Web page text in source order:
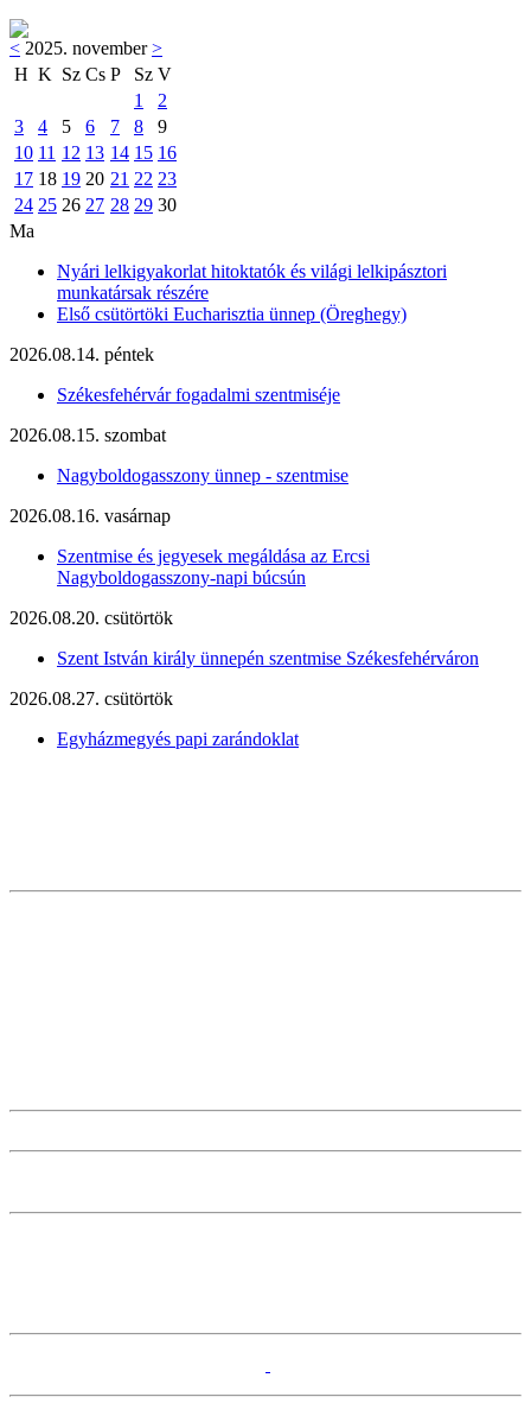
< 2025. november>
H K Sz Cs P Sz V
1
2
3
4 5 6 7 8
9
10 11 12 13 14 15 16
17 18 19 20 21 22 23
24 25 26 27 28 29 30
Ma
Nyári lelkigyakorlat hitoktatók és világi lelkipásztori
munkatársak részére
Első csütörtöki Eucharisztia ünnep (Öreghegy)
2026.08.14. péntek
Székesfehérvár fogadalmi szentmiséje
2026.08.15. szombat
Nagyboldogasszony ünnep - szentmise
2026.08.16. vasárnap
Szentmise és jegyesek megáldása az Ercsi
Nagyboldogasszony-napi búcsún
2026.08.20. csütörtök
Szent István király ünnepén szentmise Székesfehérváron
2026.08.27. csütörtök
Egyházmegyés papi zarándoklat